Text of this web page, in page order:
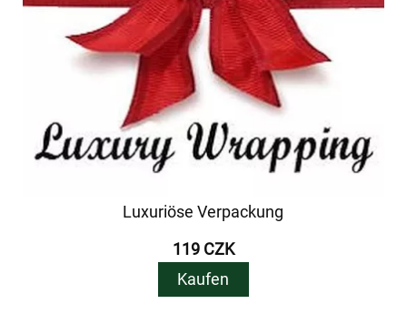
Luxuriöse Verpackung
119 CZK
Kaufen